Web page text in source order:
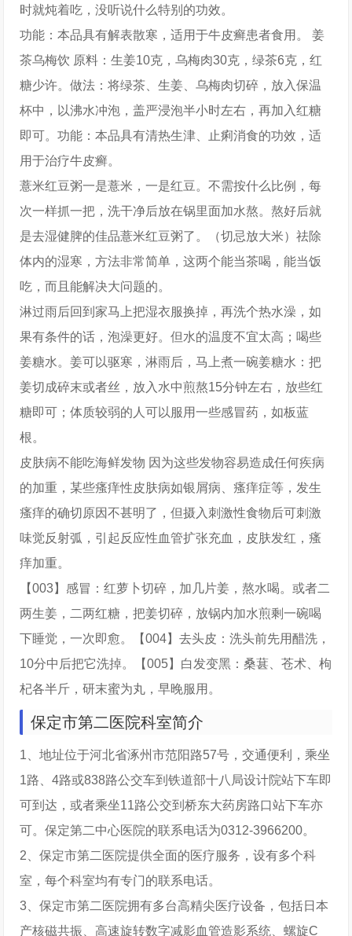
时就炖着吃，没听说什么特别的功效。
功能：本品具有解表散寒，适用于牛皮癣患者食用。 姜
茶乌梅饮 原料：生姜10克，乌梅肉30克，绿茶6克，红
糖少许。做法：将绿茶、生姜、乌梅肉切碎，放入保温
杯中，以沸水冲泡，盖严浸泡半小时左右，再加入红糖
即可。功能：本品具有清热生津、止痢消食的功效，适
用于治疗牛皮癣。
薏米红豆粥一是薏米，一是红豆。不需按什么比例，每
次一样抓一把，洗干净后放在锅里面加水熬。熬好后就
是去湿健脾的佳品薏米红豆粥了。（切忌放大米）祛除
体内的湿寒，方法非常简单，这两个能当茶喝，能当饭
吃，而且能解决大问题的。
淋过雨后回到家马上把湿衣服换掉，再洗个热水澡，如
果有条件的话，泡澡更好。但水的温度不宜太高；喝些
姜糖水。姜可以驱寒，淋雨后，马上煮一碗姜糖水：把
姜切成碎末或者丝，放入水中煎熬15分钟左右，放些红
糖即可；体质较弱的人可以服用一些感冒药，如板蓝
根。
皮肤病不能吃海鲜发物 因为这些发物容易造成任何疾病
的加重，某些瘙痒性皮肤病如银屑病、瘙痒症等，发生
瘙痒的确切原因不甚明了，但摄入刺激性食物后可刺激
味觉反射弧，引起反应性血管扩张充血，皮肤发红，瘙
痒加重。
【003】感冒：红萝卜切碎，加几片姜，熬水喝。或者二
两生姜，二两红糖，把姜切碎，放锅内加水煎剩一碗喝
下睡觉，一次即愈。【004】去头皮：洗头前先用醋洗，
10分中后把它洗掉。【005】白发变黑：桑葚、苍术、枸
杞各半斤，研末蜜为丸，早晚服用。
保定市第二医院科室简介
1、地址位于河北省涿州市范阳路57号，交通便利，乘坐
1路、4路或838路公交车到铁道部十八局设计院站下车即
可到达，或者乘坐11路公交到桥东大药房路口站下车亦
可。保定第二中心医院的联系电话为0312-3966200。
2、保定市第二医院提供全面的医疗服务，设有多个科
室，每个科室均有专门的联系电话。
3、保定市第二医院拥有多台高精尖医疗设备，包括日本
产核磁共振、高速旋转数字减影血管造影系统、螺旋C